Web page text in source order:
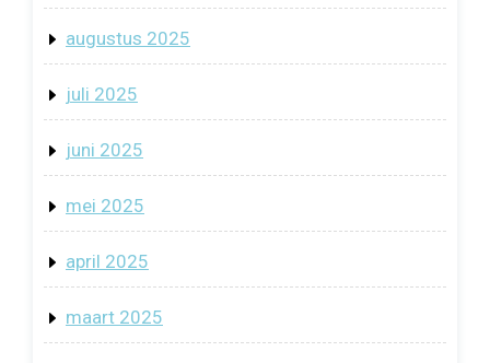
augustus 2025
juli 2025
juni 2025
mei 2025
april 2025
maart 2025